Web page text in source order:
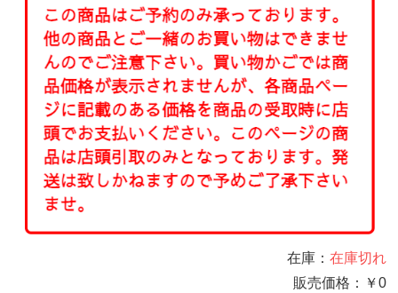
在庫： 在庫切れ
販売価格：
￥0